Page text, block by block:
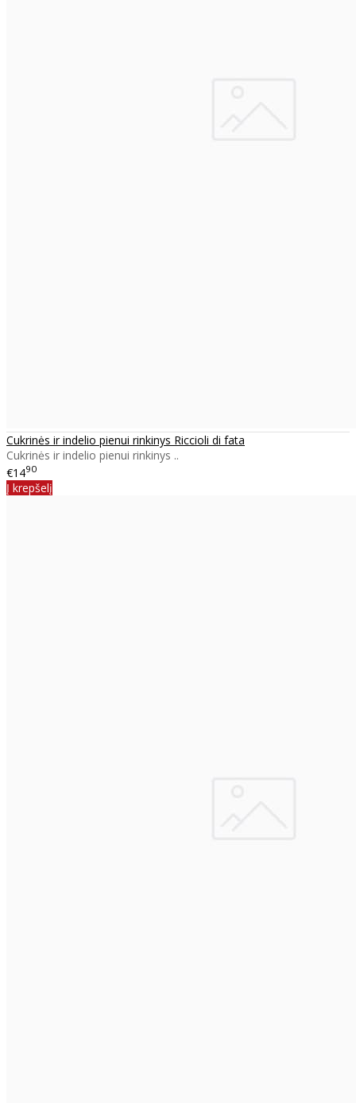
Cukrinės ir indelio pienui rinkinys Riccioli di fata
Cukrinės ir indelio pienui rinkinys ..
€1490
Į krepšelį